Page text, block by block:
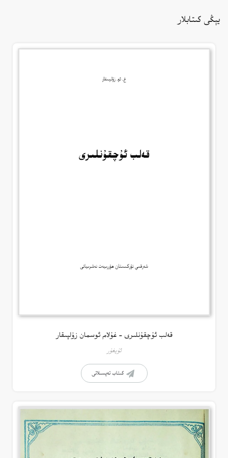
يېڭى كىتابلار
قەلب ئۇچقۇنلىرى – غۇلام ئوسمان زۇلپىقار
ئۇيغۇر
كىتاب تەپسىلاتى